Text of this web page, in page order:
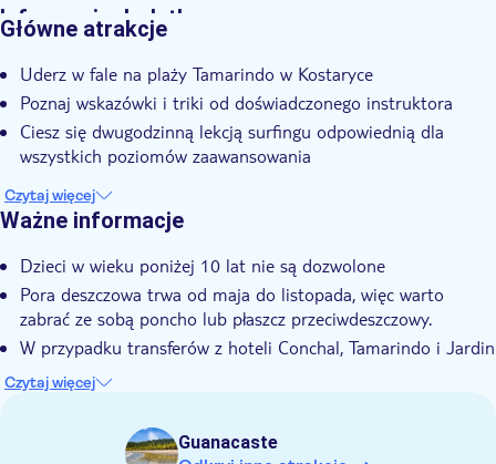
Informacje dodatkowe
Wliczone są opłaty za wstęp
Wycieczka z przewodnikiem
Natychmiastowe potwierdzenie
Odbiór z hotelu
Główne atrakcje
Uderz w fale na plaży Tamarindo w Kostaryce
Poznaj wskazówki i triki od doświadczonego instruktora
Ciesz się dwugodzinną lekcją surfingu odpowiednią dla
wszystkich poziomów zaawansowania
Czytaj więcej
Ważne informacje
Dzieci w wieku poniżej 10 lat nie są dozwolone
Pora deszczowa trwa od maja do listopada, więc warto
zabrać ze sobą poncho lub płaszcz przeciwdeszczowy.
W przypadku transferów z hoteli Conchal, Tamarindo i Jardin
del Eden Flamingo musi być co najmniej dwóch gości.
ani osób z problemami z kręgosłupem
Atrakcja nieodpowiednia dla osób na wózkach inwalidzkich
Czytaj więcej
Guanacaste